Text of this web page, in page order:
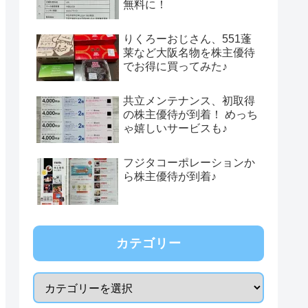
無料に！
りくろーおじさん、551蓬
莱など大阪名物を株主優待
でお得に買ってみた♪
共立メンテナンス、初取得
の株主優待が到着！ めっち
ゃ嬉しいサービスも♪
フジタコーポレーションか
ら株主優待が到着♪
カテゴリー